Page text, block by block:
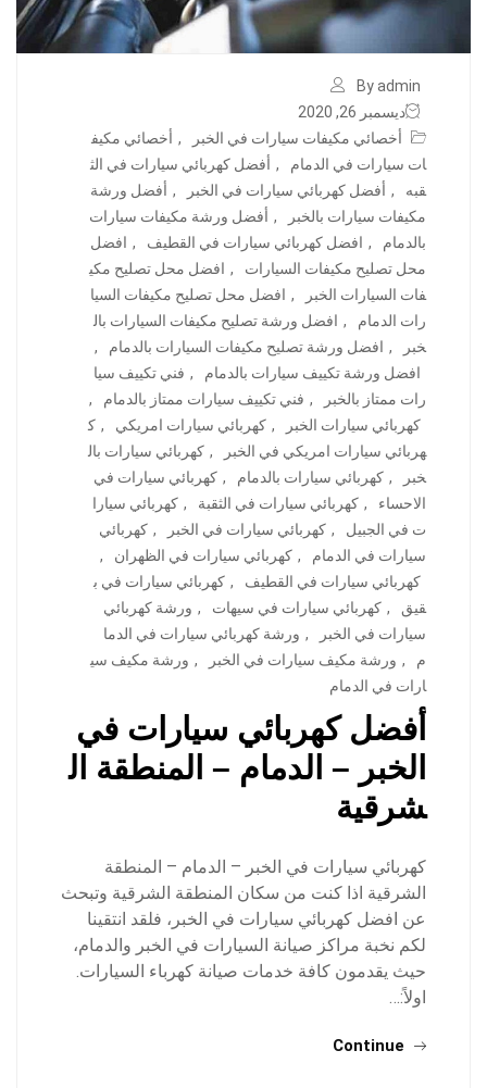
By admin
ديسمبر 26, 2020
أخصائي مكيفات سيارات في الخبر
, أخصائي مكيف
ات سيارات في الدمام
, أفضل كهربائي سيارات في الث
قبه
, أفضل كهربائي سيارات في الخبر , أفضل ورشة
مكيفات سيارات بالخبر
, أفضل ورشة مكيفات سيارات
بالدمام
, افضل كهربائي سيارات في القطيف , افضل
محل تصليح مكيفات السيارات
, افضل محل تصليح مكي
فات السيارات الخبر
, افضل محل تصليح مكيفات السيا
رات الدمام
, افضل ورشة تصليح مكيفات السيارات بال
خبر
, افضل ورشة تصليح مكيفات السيارات بالدمام
,
افضل ورشة تكييف سيارات بالدمام
, فني تكييف سيا
رات ممتاز بالخبر
, فني تكييف سيارات ممتاز بالدمام
,
كهربائي سيارات الخبر
, كهربائي سيارات امريكي , ك
هربائي سيارات امريكي في الخبر
, كهربائي سيارات بال
خبر
, كهربائي سيارات بالدمام , كهربائي سيارات في
الاحساء
, كهربائي سيارات في الثقبة , كهربائي سيارا
ت في الجبيل
, كهربائي سيارات في الخبر , كهربائي
سيارات في الدمام
, كهربائي سيارات في الظهران
,
كهربائي سيارات في القطيف
, كهربائي سيارات في ب
قيق
, كهربائي سيارات في سيهات , ورشة كهربائي
سيارات في الخبر
, ورشة كهربائي سيارات في الدما
م
, ورشة مكيف سيارات في الخبر , ورشة مكيف سي
ارات في الدمام
أفضل كهربائي سيارات في
الخبر – الدمام – المنطقة ال
شرقية
كهربائي سيارات في الخبر – الدمام – المنطقة
الشرقية اذا كنت من سكان المنطقة الشرقية وتبحث
عن افضل كهربائي سيارات في الخبر، فلقد انتقينا
لكم نخبة مراكز صيانة السيارات في الخبر والدمام،
حيث يقدمون كافة خدمات صيانة كهرباء السيارات.
اولاً:…
Continue